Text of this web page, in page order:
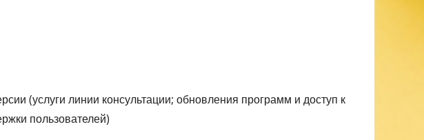
(услуги линии консультации; обновления программ и доступ к
пользователей)